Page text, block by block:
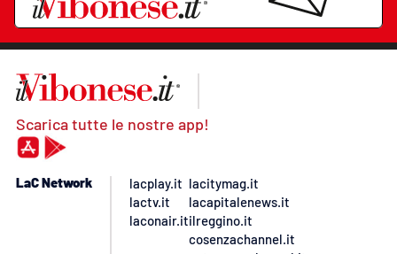
Scarica tutte le nostre app!
LaC Network
lacplay.it
lactv.it
laconair.it
lacitymag.it
lacapitalenews.it
ilreggino.it
cosenzachannel.it